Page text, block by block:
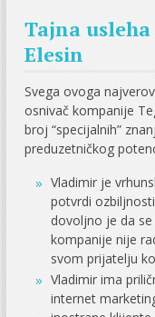
Tajna
Elesin
Svega ovoga
osnivač kompanije
broj “specijalnih”
preduzetničkog
Vladimir je
potvrdi
dovoljno je da
kompanije nije
svom prijatelju
Vladimir ima
internet